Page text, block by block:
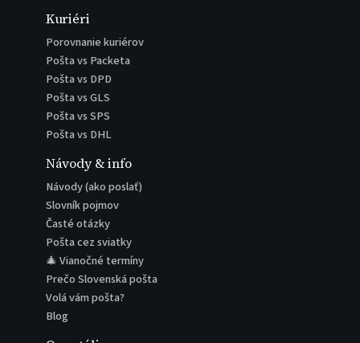
Kuriéri
Porovnanie kuriérov
Pošta vs Packeta
Pošta vs DPD
Pošta vs GLS
Pošta vs SPS
Pošta vs DHL
Návody & info
Návody (ako poslať)
Slovník pojmov
Časté otázky
Pošta cez sviatky
🎄 Vianočné termíny
Prečo Slovenská pošta
Volá vám pošta?
Blog